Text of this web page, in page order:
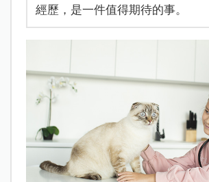
經歷，是一件值得期待的事。